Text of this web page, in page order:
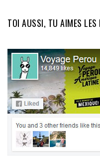
TOI AUSSI, TU AIMES